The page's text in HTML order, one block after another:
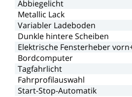
Abbiegelicht
Metallic Lack
Variabler Ladeboden
Dunkle hintereScheiben
Elektrische Fensterheber
Bordcomputer
Tagfahrlicht
Fahrprofilauswahl
Start-Stop-Automatik